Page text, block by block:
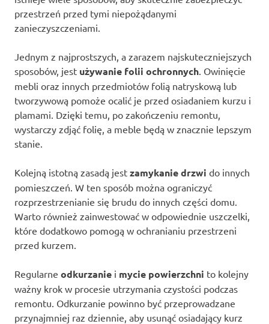
przestrzeń przed tymi niepożądanymi
zanieczyszczeniami.
Jednym z najprostszych, a zarazem najskuteczniejszych
sposobów, jest używanie folii ochronnych . Owinięcie
mebli oraz innych przedmiotów folią natryskową lub
tworzywową pomoże ocalić je przed osiadaniem kurzu i
plamami. Dzięki temu, po zakończeniu remontu,
wystarczy zdjąć folię, a meble będą w znacznie lepszym
stanie.
Kolejną istotną zasadą jest zamykanie drzwi do innych
pomieszczeń. W ten sposób można ograniczyć
rozprzestrzenianie się brudu do innych części domu.
Warto również zainwestować w odpowiednie uszczelki,
które dodatkowo pomogą w ochranianiu przestrzeni
przed kurzem.
Regularne odkurzanie i mycie powierzchni to kolejny
ważny krok w procesie utrzymania czystości podczas
remontu. Odkurzanie powinno być przeprowadzane
przynajmniej raz dziennie, aby usunąć osiadający kurz